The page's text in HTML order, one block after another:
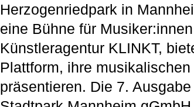
Herzogenriedpark in
eine Bühne für
Künstleragentur KLINKT,
Plattform, ihre
präsentieren. Die 7.